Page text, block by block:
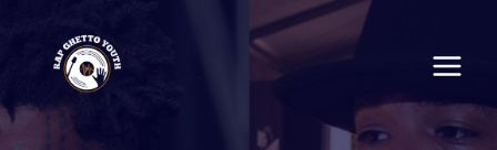
content